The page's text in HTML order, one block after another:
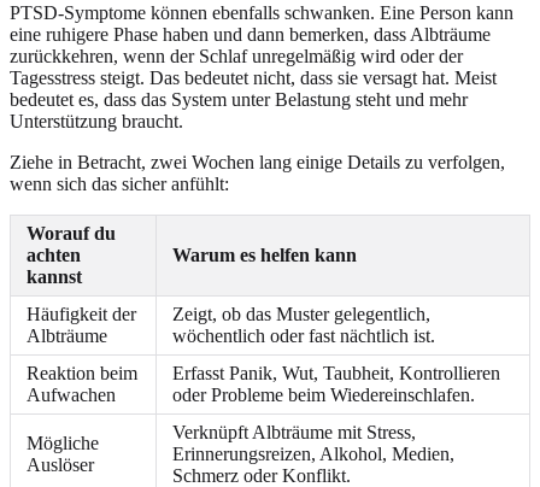
PTSD-Symptome können ebenfalls schwanken. Eine Person kann
eine ruhigere Phase haben und dann bemerken, dass Albträume
zurückkehren, wenn der Schlaf unregelmäßig wird oder der
Tagesstress steigt. Das bedeutet nicht, dass sie versagt hat. Meist
bedeutet es, dass das System unter Belastung steht und mehr
Unterstützung braucht.
Ziehe in Betracht, zwei Wochen lang einige Details zu verfolgen,
wenn sich das sicher anfühlt:
Worauf du
achten
kannst
Warum es helfen kann
Häufigkeit der
Albträume
Zeigt, ob das Muster gelegentlich,
wöchentlich oder fast nächtlich ist.
Reaktion beim
Aufwachen
Erfasst Panik, Wut, Taubheit, Kontrollieren
oder Probleme beim Wiedereinschlafen.
Mögliche
Auslöser
Verknüpft Albträume mit Stress,
Erinnerungsreizen, Alkohol, Medien,
Schmerz oder Konflikt.